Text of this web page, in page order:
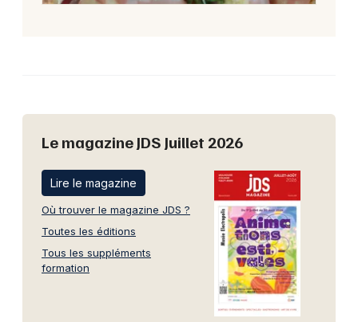
Le magazine JDS Juillet 2026
Lire le magazine
Où trouver le magazine JDS ?
Toutes les éditions
Tous les suppléments
formation